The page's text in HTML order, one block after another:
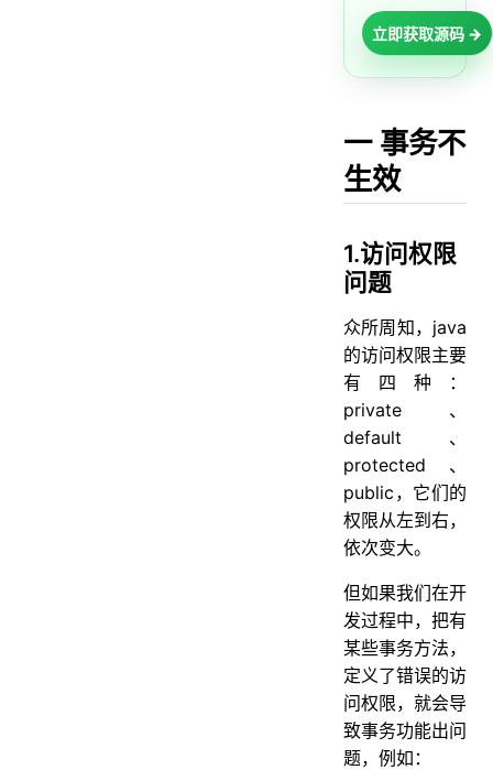
立即获取源码 →
一 事务不
生效
1.访问权限
问题
众所周知，java
的访问权限主要
有四种：
private、
default、
protected、
public，它们的
权限从左到右，
依次变大。
但如果我们在开
发过程中，把有
某些事务方法，
定义了错误的访
问权限，就会导
致事务功能出问
题，例如：